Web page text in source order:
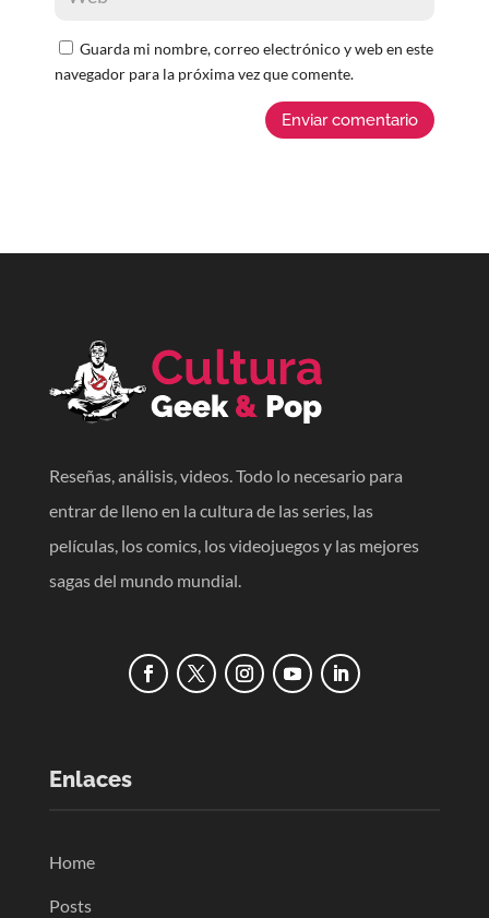
Guarda mi nombre, correo electrónico y web en este
navegador para la próxima vez que comente.
Enviar comentario
Reseñas, análisis, videos. Todo lo necesario para
entrar de lleno en la cultura de las series, las
películas, los comics, los videojuegos y las mejores
sagas del mundo mundial.
Enlaces
Home
Posts